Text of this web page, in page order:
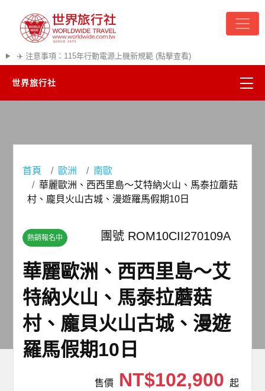
✈️ 注意事項：115年行動電源上機新規範 (點擊查看)
世界旅行社
熱門韓國
超夯日本
遊輪河輪
世界臻旅
中東非洲
歐洲之旅
首頁 歐洲
南歐
華麗歐洲、西西里島～艾特納火山、馬泰拉蘑菇
村、龐貝火山古城、漫遊羅馬假期10日
熱銷報名中 團號 ROM10CII270109A
華麗歐洲、西西里島～艾
特納火山、馬泰拉蘑菇
村、龐貝火山古城、漫遊
羅馬假期10日
售價NT$102,900 起